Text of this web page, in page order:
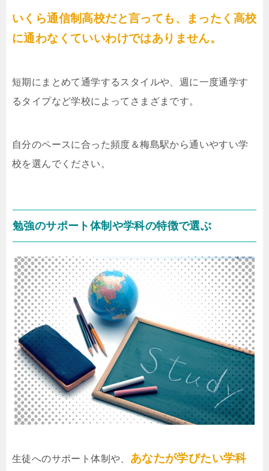
いくら通信制高校だと言っても、まったく高校
に通わなくていいわけではありません。
短期にまとめて通学するスタイルや、週に一度通学す
るタイプなど学校によってさまざまです。
自分のペースに合った頻度＆梅島駅から通いやすい学
校を選んでください。
勉強のサポート体制や学科の特徴で選ぶ
生徒へのサポート体制や、 あなたが学びたい学科